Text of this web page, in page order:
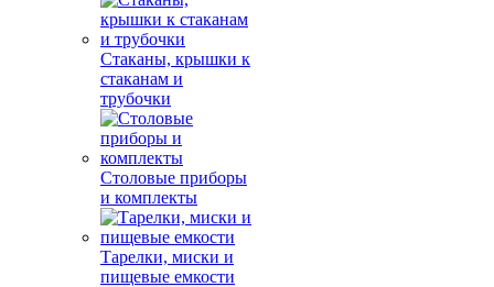
Стаканы, крышки к
стаканам и
трубочки
Столовые приборы
и комплекты
Тарелки, миски и
пищевые емкости